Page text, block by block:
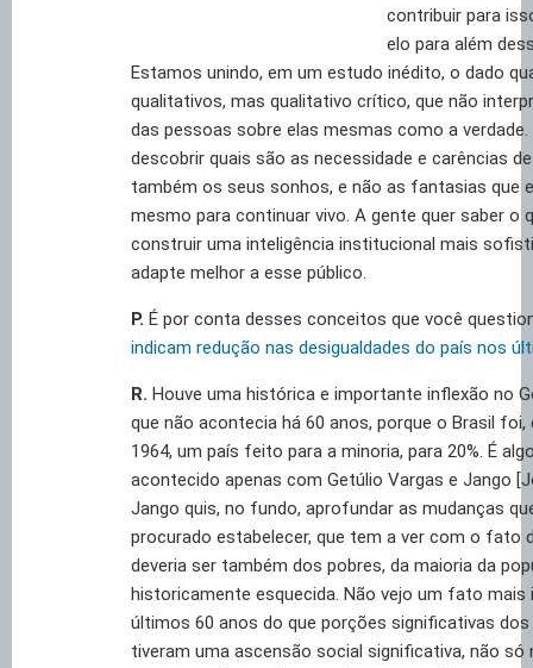
contribuir para
elo para além
Estamos unindo, em um estudo inédito, o dado
qualitativos, mas qualitativo crítico, que não
das pessoas sobre elas mesmas como a
descobrir quais são as necessidade e carências
também os seus sonhos, e não as fantasias que
mesmo para continuar vivo. A gente quer saber o
construir uma inteligência institucional mais
adapte melhor a esse público.
P. É por conta desses conceitos que você
indicam redução nas desigualdades do país nos
R. Houve uma histórica e importante inflexão no
que não acontecia há 60 anos, porque o Brasil foi,
1964, um país feito para a minoria, para 20%. É
acontecido apenas com Getúlio Vargas e Jango
Jango quis, no fundo, aprofundar as mudanças
procurado estabelecer, que tem a ver com o fato
deveria ser também dos pobres, da maioria da
historicamente esquecida. Não vejo um fato
últimos 60 anos do que porções significativas
tiveram uma ascensão social significativa, não só